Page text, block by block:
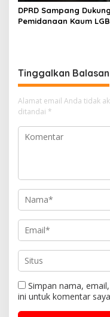
DPRD Sampang Dukung
Pemidanaan Kaum
Tinggalkan Balasan
Alamat email Anda tidak
ditandai *
Simpan nama,
ini untuk komentar